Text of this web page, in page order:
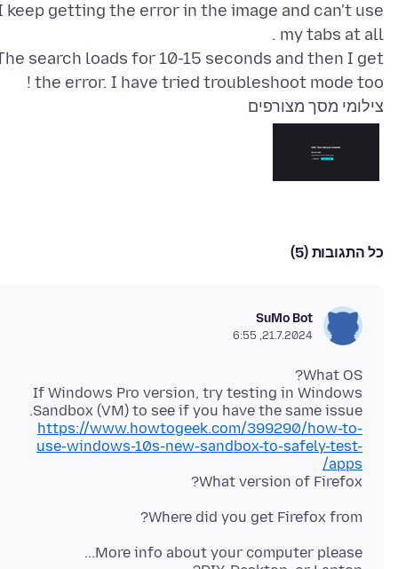
keep getting the error in the image and can't use
search loads for 10-15 seconds and then I get
the error. I have tried troubleshoot mode too !
צילומי מסך מצורפים
כל התגובות (5)
SuMo Bot
21.7.2024, 6:55
If Windows Pro version, try testing in Windows
Sandbox (VM) to see if you have the same issue.
https://www.howtogeek.com/399290/how-to-
use-windows-10s-new-sandbox-to-safely-test-
apps/
What version of Firefox?
Where did you get Firefox from?